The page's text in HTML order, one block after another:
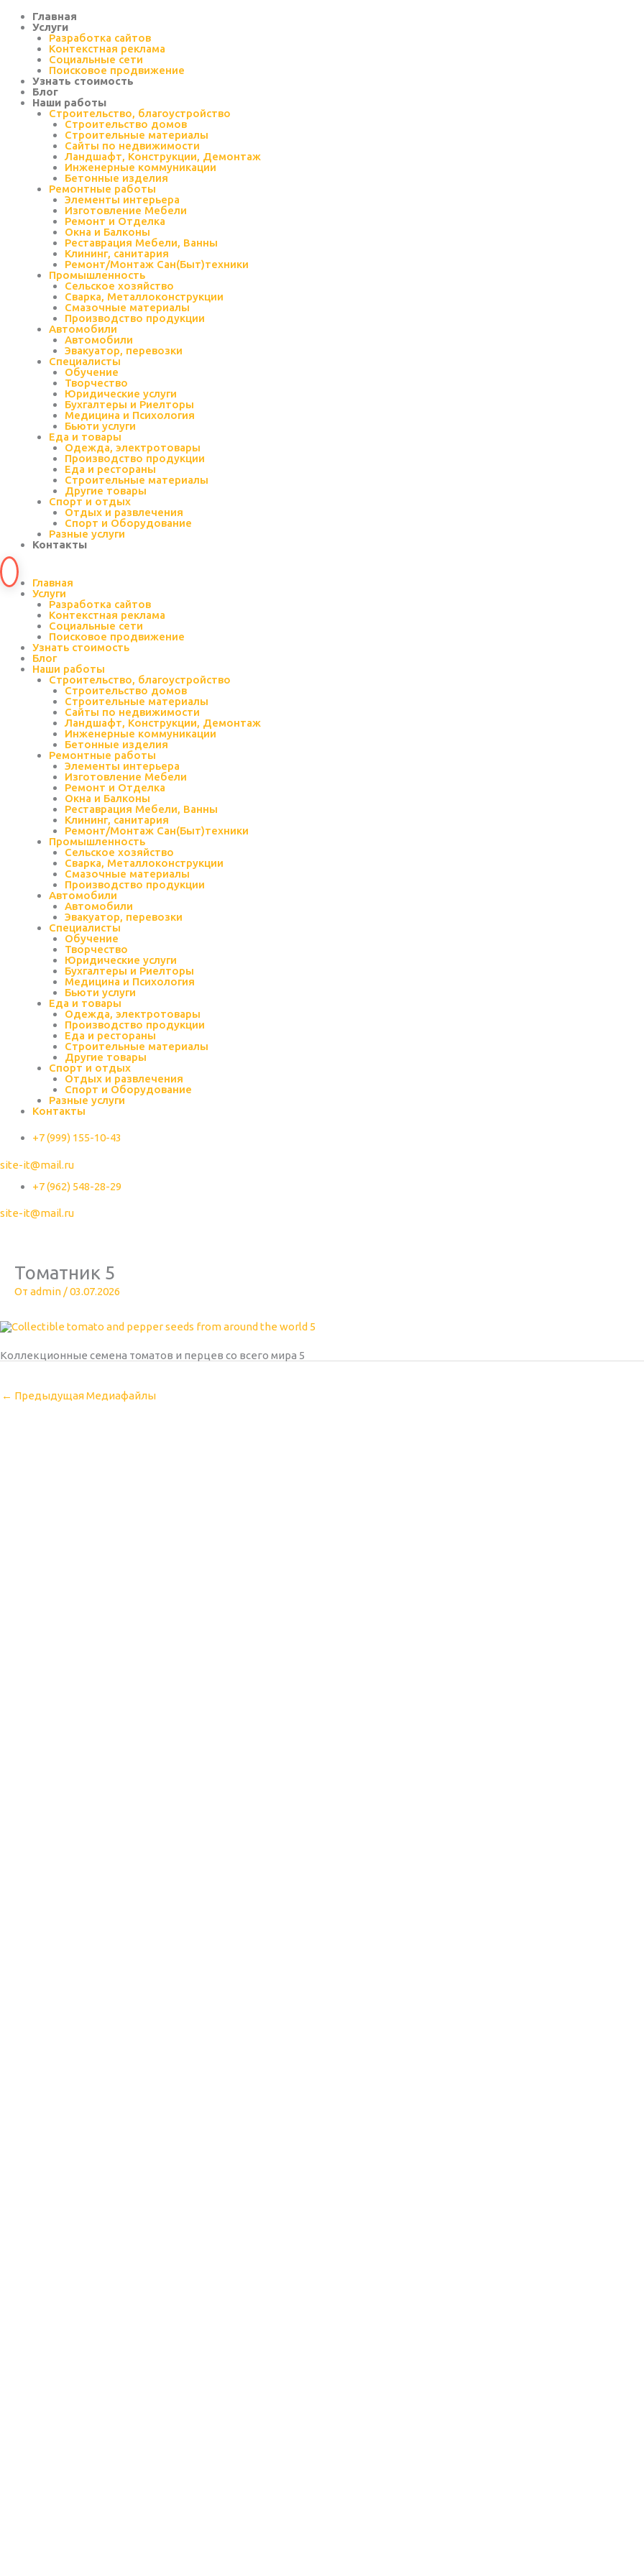
содержимому
Главная
Услуги
Разработка сайтов
Контекстная реклама
Социальные сети
Поисковое продвижение
Узнать стоимость
Блог
Наши работы
Строительство, благоустройство
Строительство домов
Строительные материалы
Сайты по недвижимости
Ландшафт, Конструкции, Демонтаж
Инженерные коммуникации
Бетонные изделия
Ремонтные работы
Элементы интерьера
Изготовление Мебели
Ремонт и Отделка
Окна и Балконы
Реставрация Мебели, Ванны
Клининг, санитария
Ремонт/Монтаж Сан(Быт)техники
Промышленность
Cельское хозяйство
Сварка, Металлоконструкции
Cмазочные материалы
Производство продукции
Автомобили
Автомобили
Эвакуатор, перевозки
Специалисты
Обучение
Творчество
Юридические услуги
Бухгалтеры и Риелторы
Медицина и Психология
Бьюти услуги
Еда и товары
Одежда, электротовары
Производство продукции
Еда и рестораны
Строительные материалы
Другие товары
Спорт и отдых
Отдых и развлечения
Спорт и Оборудование
Разные услуги
Контакты
Главная
Услуги
Разработка сайтов
Контекстная реклама
Социальные сети
Поисковое продвижение
Узнать стоимость
Блог
Наши работы
Строительство, благоустройство
Строительство домов
Строительные материалы
Сайты по недвижимости
Ландшафт, Конструкции, Демонтаж
Инженерные коммуникации
Бетонные изделия
Ремонтные работы
Элементы интерьера
Изготовление Мебели
Ремонт и Отделка
Окна и Балконы
Реставрация Мебели, Ванны
Клининг, санитария
Ремонт/Монтаж Сан(Быт)техники
Промышленность
Cельское хозяйство
Сварка, Металлоконструкции
Cмазочные материалы
Производство продукции
Автомобили
Автомобили
Эвакуатор, перевозки
Специалисты
Обучение
Творчество
Юридические услуги
Бухгалтеры и Риелторы
Медицина и Психология
Бьюти услуги
Еда и товары
Одежда, электротовары
Производство продукции
Еда и рестораны
Строительные материалы
Другие товары
Спорт и отдых
Отдых и развлечения
Спорт и Оборудование
Разные услуги
Контакты
+7 (999) 155-10-43
site-it@mail.ru
+7 (962) 548-28-29
site-it@mail.ru
Томатник 5
От admin /03.07.2026
Коллекционные семена томатов и перцев со всего мира 5
← Предыдущая Медиафайлы